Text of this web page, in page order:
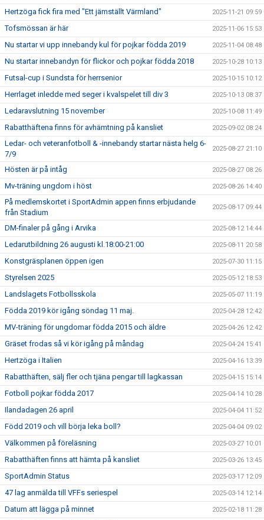
Hertzöga fick fira med "Ett jämställt Värmland" 2025-11-21 09:59
Tofsmössan är här 2025-11-06 15:53
Nu startar vi upp innebandy kul för pojkar födda 2019 2025-11-04 08:48
Nu startar innebandyn för flickor och pojkar födda 2018 2025-10-28 10:13
Futsal-cup i Sundsta för herrsenior 2025-10-15 10:12
Herrlaget inledde med seger i kvalspelet till div 3 2025-10-13 08:37
Ledaravslutning 15 november 2025-10-08 11:49
Rabatthäftena finns för avhämtning på kansliet 2025-09-02 08:24
Ledar- och veteranfotboll & -innebandy startar nästa helg 6-
7/9
2025-08-27 21:10
Hösten är på intåg 2025-08-27 08:26
Mv-träning ungdom i höst 2025-08-26 14:40
På medlemskortet i SportAdmin appen finns erbjudande
från Stadium
2025-08-17 09:44
DM-finaler på gång i Arvika 2025-08-12 14:44
Ledarutbildning 26 augusti kl.18:00-21:00 2025-08-11 20:58
Konstgräsplanen öppen igen 2025-07-30 11:15
Styrelsen 2025 2025-05-12 18:53
Landslagets Fotbollsskola 2025-05-07 11:19
Födda 2019 kör igång söndag 11 maj. 2025-04-28 12:42
MV-träning för ungdomar födda 2015 och äldre 2025-04-26 12:42
Gräset frodas så vi kör igång på måndag 2025-04-24 15:41
Hertzöga i Italien 2025-04-16 13:39
Rabatthäften, sälj fler och tjäna pengar till lagkassan 2025-04-15 15:14
Fotboll pojkar födda 2017 2025-04-14 10:28
Ilandadagen 26 april 2025-04-04 11:52
Född 2019 och vill börja leka boll? 2025-04-04 09:02
Välkommen på föreläsning 2025-03-27 10:01
Rabatthäften finns att hämta på kansliet 2025-03-26 13:45
SportAdmin Status 2025-03-17 12:09
47 lag anmälda till VFFs seriespel 2025-03-14 12:14
Datum att lägga på minnet 2025-02-18 11:28